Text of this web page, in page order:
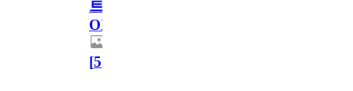
트
OPEN!
[5]